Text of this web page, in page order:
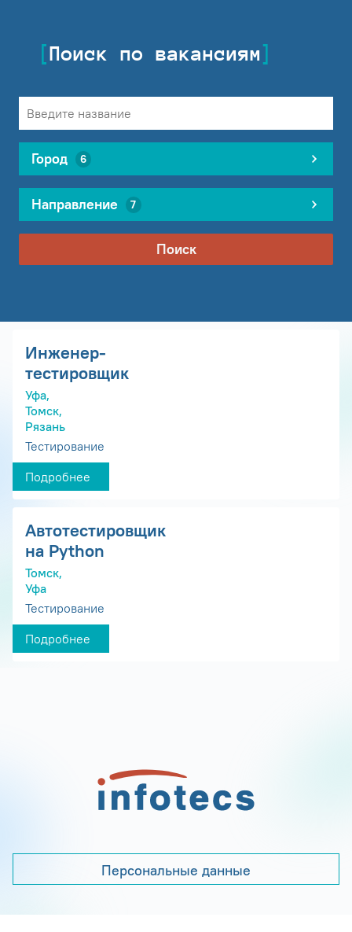
Поиск по вакансиям
Город 6
Направление 7
Поиск
Инженер-
тестировщик
Уфа,
Томск,
Рязань
Тестирование
Подробнее
Автотестировщик
на Python
Томск,
Уфа
Тестирование
Подробнее
Персональные данные